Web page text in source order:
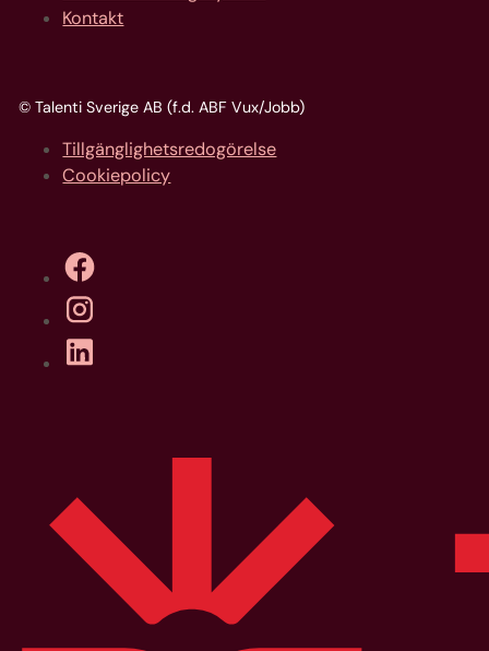
Kontakt
© Talenti Sverige AB (f.d. ABF Vux/Jobb)
Tillgänglighetsredogörelse
Cookiepolicy